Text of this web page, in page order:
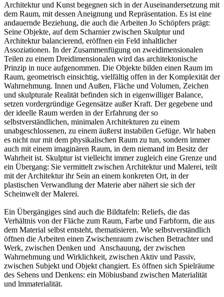
Architektur und Kunst begegnen sich in der Auseinandersetzung mit
dem Raum, mit dessen Aneignung und Repräsentation. Es ist eine
andauernde Beziehung, die auch die Arbeiten Jo Schöpfers prägt:
Seine Objekte, auf dem Scharnier zwischen Skulptur und
Architektur balancierend, eröffnen ein Feld inhaltlicher
Assoziationen. In der Zusammenfügung on zweidimensionalen
Teilen zu einem Dreidimensionalen wird das architektonische
Prinzip in nuce aufgenommen. Die Objekte bilden einen Raum im
Raum, geometrisch einsichtig, vielfältig offen in der Komplexität der
Wahrnehmung. Innen und Außen, Fläche und Volumen, Zeichen
und skulpturale Realität befinden sich in eigenwilliger Balance,
setzen vordergründige Gegensätze außer Kraft. Der gegebene und
der ideelle Raum werden in der Erfahrung der so
selbstverständlichen, minimalen Architekturen zu einem
unabgeschlossenen, zu einem äußerst instabilen Gefüge. Wir haben
es nicht nur mit dem physikalischen Raum zu tun, sondern immer
auch mit einem imaginären Raum, in dem niemand im Besitz der
Wahrheit ist. Skulptur ist vielleicht immer zugleich eine Grenze und
ein Übergang: Sie vermittelt zwischen Architektur und Malerei, teilt
mit der Architektur ihr Sein an einem konkreten Ort, in der
plastischen Verwandlung der Materie aber nähert sie sich der
Scheinwelt der Malerei.
Ein Übergängiges sind auch die Bildtafeln: Reliefs, die das
Verhältnis von der Fläche zum Raum, Farbe und Farbform, die aus
dem Material selbst entsteht, thematisieren. Wie selbstverständlich
öffnen die Arbeiten einen Zwischenraum zwischen Betrachter und
Werk, zwischen Denken und Anschauung, der zwischen
Wahrnehmung und Wirklichkeit, zwischen Aktiv und Passiv,
zwischen Subjekt und Objekt changiert. Es öffnen sich Spielräume
des Sehens und Denkens: ein Möbiusband zwischen Materialität
und lmmaterialität.